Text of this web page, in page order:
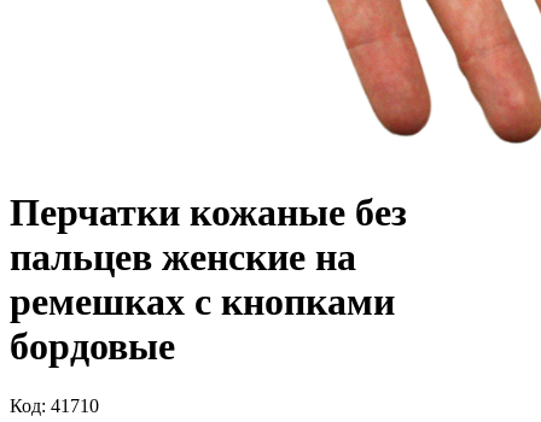
Перчатки кожаные без
пальцев женские на
ремешках с кнопками
бордовые
Код: 41710